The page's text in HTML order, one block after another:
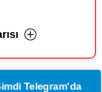
Telegram'da